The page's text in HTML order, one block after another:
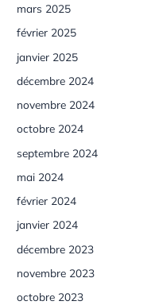
mars 2025
février 2025
janvier 2025
décembre 2024
novembre 2024
octobre 2024
septembre 2024
mai 2024
février 2024
janvier 2024
décembre 2023
novembre 2023
octobre 2023